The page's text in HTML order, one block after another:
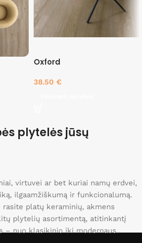
Oxford
38.50 €
plytelės jūsų
virtuvei ar bet kuriai namų erdvei,
ilgaamžiškumą ir funkcionalumą.
rasite platų keraminių, akmens
plytelių asortimentą, atitinkantį
– nuo klasikinio iki modernaus.